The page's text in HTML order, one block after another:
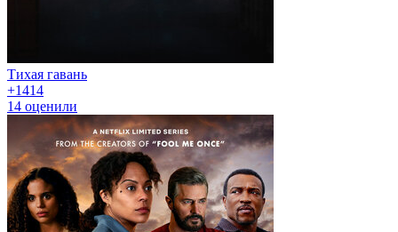
Тихая гавань
+1414
14 оценили